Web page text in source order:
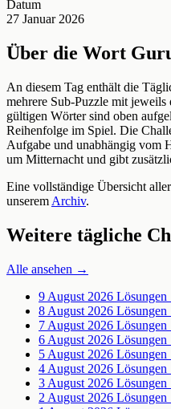
Datum
27 Januar 2026
Über die Wort
An diesem Tag enthält die
mehrere Sub-Puzzle mit
gültigen Wörter sind oben
Reihenfolge im Spiel. Die
Aufgabe und unabhängig vom
um Mitternacht und gibt
Eine vollständige Übersicht
unserem Archiv.
Weitere tägliche
Alle ansehen →
9 August 2026
8 August 2026
7 August 2026
6 August 2026
5 August 2026
4 August 2026
3 August 2026
2 August 2026